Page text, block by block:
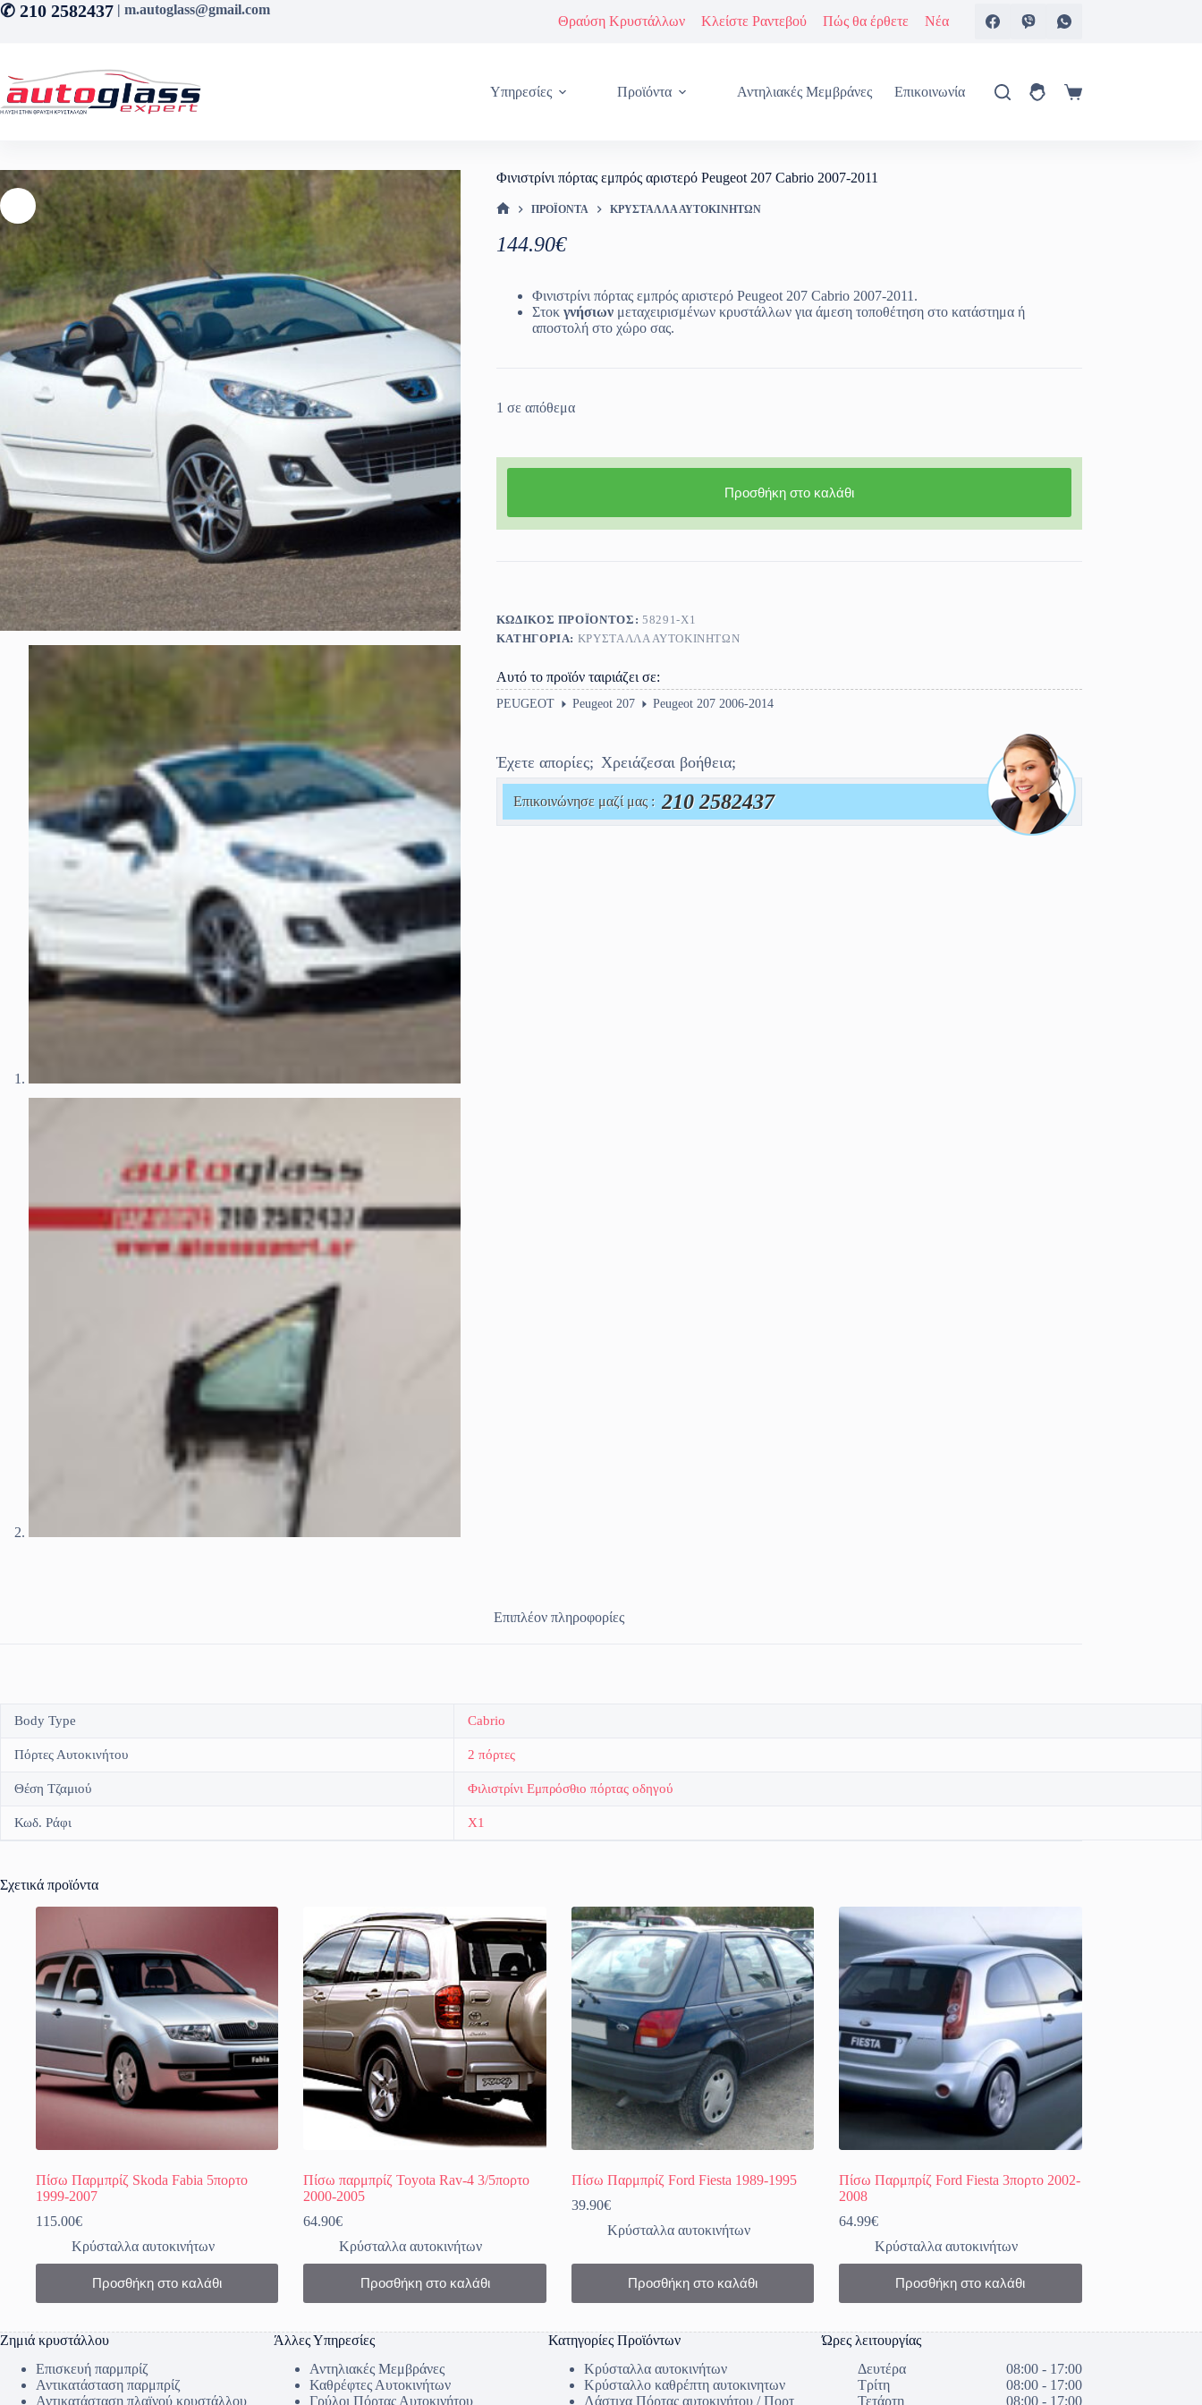
Μετάβαση
στο
✆ 210 2582437 | m.autoglass@gmail.com
Θραύση Κρυστάλλων Κλείστε Ραντεβού Πώς θα έρθετε Νέα
Υπηρεσίες Προϊόντα Αντηλιακές Μεμβράνες Επικοινωνία
Καλάθι
Φινιστρίνι πόρτας εμπρός αριστερό Peugeot 207 Cabrio 2007-2011
ΠΡΟΪΌΝΤΑ ΚΡΎΣΤΑΛΛΑ ΑΥΤΟΚΙΝΉΤΩΝ
144.90€
Φινιστρίνι πόρτας εμπρός αριστερό Peugeot 207 Cabrio 2007-2011.
Στοκ γνήσιωνμεταχειρισμένων κρυστάλλων για άμεση τοποθέτηση στο κατάστημα ή
αποστολή στο χώρο σας.
1 σε απόθεμα
Προσθήκη στο καλάθι
ΚΩΔΙΚΌΣ ΠΡΟΪΌΝΤΟΣ: 58291-X1
ΚΑΤΗΓΟΡΊΑ: ΚΡΎΣΤΑΛΛΑ ΑΥΤΟΚΙΝΉΤΩΝ
Αυτό το προϊόν ταιριάζει σε:
PEUGEOT Peugeot 207 Peugeot 207 2006-2014
Έχετε απορίες; Χρειάζεσαι βοήθεια;
Επικοινώνησε μαζί μας : 210 2582437
Επιπλέον πληροφορίες
Body Type Cabrio
Πόρτες Αυτοκινήτου 2 πόρτες
Θέση Τζαμιού Φιλιστρίνι Εμπρόσθιο πόρτας οδηγού
Κωδ. Ράφι X1
Σχετικά προϊόντα
Πίσω Παρμπρίζ Skoda Fabia 5πορτο
1999-2007
115.00€
Κρύσταλλα αυτοκινήτων
Προσθήκη στο καλάθι
Πίσω παρμπρίζ Toyota Rav-4 3/5πορτο
2000-2005
64.90€
Κρύσταλλα αυτοκινήτων
Προσθήκη στο καλάθι
Πίσω Παρμπρίζ Ford Fiesta 1989-1995
39.90€
Κρύσταλλα αυτοκινήτων
Προσθήκη στο καλάθι
Πίσω Παρμπρίζ Ford Fiesta 3πορτο 2002-
2008
64.99€
Κρύσταλλα αυτοκινήτων
Προσθήκη στο καλάθι
Ζημιά κρυστάλλου
Επισκευή παρμπρίζ
Αντικατάσταση παρμπρίζ
Αντικατάσταση πλαϊνού κρυστάλλου
Άλλες Υπηρεσίες
Αντηλιακές Μεμβράνες
Καθρέφτες Αυτοκινήτων
Γρύλοι Πόρτας Αυτοκινήτου
Κατηγορίες Προϊόντων
Κρύσταλλα αυτοκινήτων
Κρύσταλλο καθρέπτη αυτοκινητων
Λάστιχα Πόρτας αυτοκινήτου / Πορτ
Ώρες λειτουργίας
Δευτέρα
08:00 - 17:00
Τρίτη
08:00 - 17:00
Τετάρτη
08:00 - 17:00